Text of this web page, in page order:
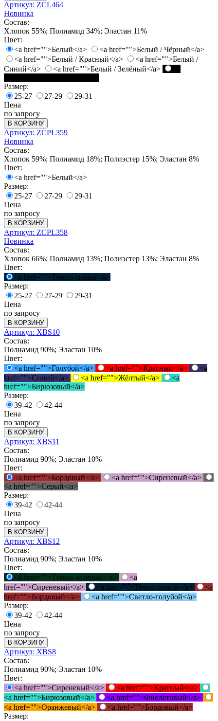
Артикул: ZCL464
Новинка
Состав:
Хлопок 55%; Полиамид 34%; Эластан 11%
Цвет:
<a href="">Белый</a>
<a href="">Белый / Чёрный</a>
<a href="">Белый / Красный</a>
<a href="">Белый /
Синий</a>
<a href="">Белый / Зелёный</a>
Размер:
25-27
27-29
29-31
Цена
по запросу
В КОРЗИНУ
Артикул: ZCPL359
Новинка
Состав:
Хлопок 59%; Полиамид 18%; Полиэстер 15%; Эластан 8%
Цвет:
<a href="">Белый</a>
Размер:
25-27
27-29
29-31
Цена
по запросу
В КОРЗИНУ
Артикул: ZCPL358
Новинка
Состав:
Хлопок 66%; Полиамид 13%; Полиэстер 13%; Эластан 8%
Цвет:
<a href="">Тёмно-синий</a>
Размер:
25-27
27-29
29-31
Цена
по запросу
В КОРЗИНУ
Артикул: XBS10
Состав:
Полиамид 90%; Эластан 10%
Цвет:
<a href="">Голубой</a>
<a href="">Красный</a>
<a
href="">Синий</a>
<a href="">Жёлтый</a>
<a
href="">Бирюзовый</a>
Размер:
39-42
42-44
Цена
по запросу
В КОРЗИНУ
Артикул: XBS11
Состав:
Полиамид 90%; Эластан 10%
Цвет:
<a href="">Бордовый</a>
<a href="">Сиреневый</a>
<a href="">Серый</a>
Размер:
39-42
42-44
Цена
по запросу
В КОРЗИНУ
Артикул: XBS12
Состав:
Полиамид 90%; Эластан 10%
Цвет:
<a href="">Тёмно-зелёный</a>
<a
href="">Сиреневый</a>
<a href="">Тёмно-синий</a>
<a
href="">Бордовый</a>
<a href="">Светло-голубой</a>
Размер:
39-42
42-44
Цена
по запросу
В КОРЗИНУ
Артикул: XBS8
Состав:
Полиамид 90%; Эластан 10%
Цвет:
<a href="">Сиреневый</a>
<a href="">Красный</a>
<a href="">Бирюзовый</a>
<a href="">Фиолетовый</a>
<a href="">Оранжевый</a>
<a href="">Бордовый</a>
Размер: